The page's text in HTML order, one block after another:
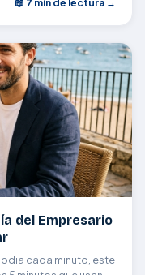
📖 7 min de lectura →
del Empresario
cada minuto, este